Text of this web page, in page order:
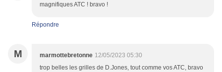
magnifiques ATC ! bravo !
Répondre
M marmottebretonne 12/05/2023 05:30
trop belles les grilles de D.Jones, tout comme vos ATC, bravo